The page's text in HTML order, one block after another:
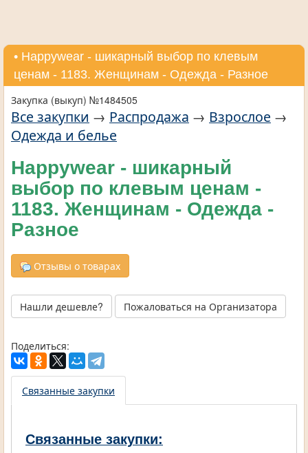
• Нappywear - шикарный выбор по клевым
ценам - 1183. Женщинам - Одежда - Разное
Закупка (выкуп) №1484505
Все закупки → Распродажа → Взрослое →
Одежда и белье
Нappywear - шикарный
выбор по клевым ценам -
1183. Женщинам - Одежда -
Разное
Отзывы о товарах
Нашли дешевле? Пожаловаться на Организатора
Поделиться:
Связанные закупки
Связанные закупки: